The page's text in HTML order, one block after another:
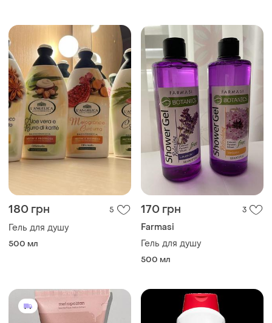
180 грн 5
Гель для душу
500 мл
170 грн 3
Farmasi
Гель для душу
500 мл